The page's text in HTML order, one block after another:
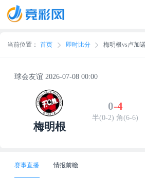
当前位置： 首页 即时比分 梅明根vs卢加
球会友谊 2026-07-08 00:00
梅明根
0-4
半(0-2) 角(6-6)
赛事直播 情报前瞻